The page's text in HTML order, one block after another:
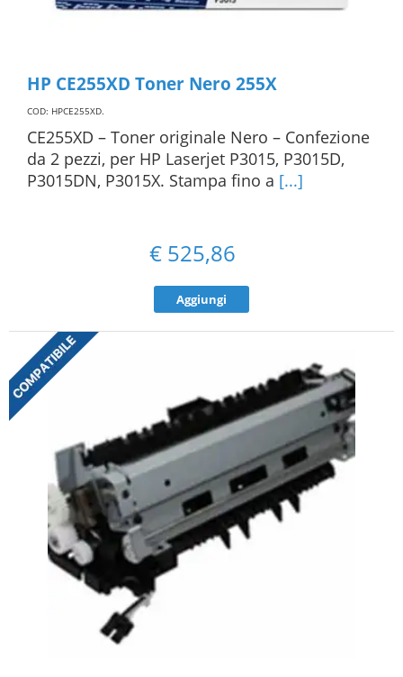
HP CE255XD Toner Nero 255X
COD: HPCE255XD.
CE255XD – Toner originale Nero – Confezione
da 2 pezzi, per HP Laserjet P3015, P3015D,
P3015DN, P3015X. Stampa fino a [...]
€ 525,86
Aggiungi